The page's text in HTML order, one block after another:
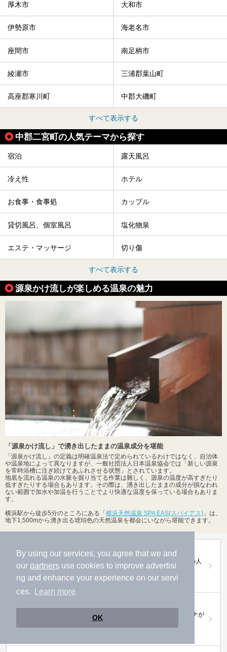
By using our services, you agree that we and
our partners use cookies to improve advertisi
ng and enhance your experience on our servi
ces.
Learn more
OK
厚木市 大和市
伊勢原市 海老名市
座間市 南足柄市
綾瀬市 三浦郡葉山町
高座郡寒川町 中郡大磯町
すべて表示する
中郡二宮町の人気テーマから探す
宿泊 露天風呂
冷え性 ホテル
お食事・食事処 カップル
貸切風呂、個室風呂 塩化物泉
エステ・マッサージ 切り傷
すべて表示する
源泉かけ流しが楽しめる温泉の魅力
「源泉かけ流し」で湧き出したままの温泉成分を堪能
「源泉かけ流し」の定義は明確温泉法で定められているわけではなく、自治体
や温泉地によって異なりますが、一般社団法人日本温泉協会では「新しい源泉
を常時浴槽に注ぎ続けてあふれさせる状態」とされています。
地底を流れる温泉の水脈を掘り当てる作業は難しく、源泉の温度が高すぎたり
低すぎたりする場合もあります。その際は、湧き出したままの成分が損なわれ
ない範囲で加水や加温を行うことでより快適な温度を保っている場合もありま
す。
横浜駅から徒歩5分のところにある「 横浜天然温泉 SPA EAS(スパイアス) 」は、
地下1,500mから湧き出る琥珀色の天然温泉を都会にいながら堪能できます。
第20回ニフティ温泉年間ランキング2025
全国約2.2万件の中から頂点に選ばれた、2025年の人
気施設は…
おふろ好きユーザーの投票により、全国No.1サウナが